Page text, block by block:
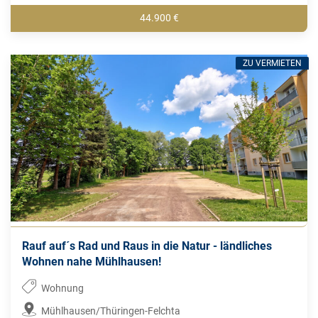
44.900 €
Rauf auf´s Rad und Raus in die Natur - ländliches
Wohnen nahe Mühlhausen!
Wohnung
Mühlhausen/Thüringen-Felchta
ZU VERMIETEN